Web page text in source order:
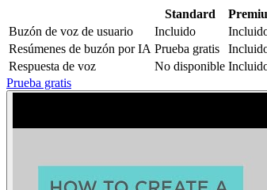
Standard
Buzón de voz de usuario
Incluido
Resúmenes de buzón por IA Prueba gratis
Respuesta de voz
No disponible
Prueba gratis